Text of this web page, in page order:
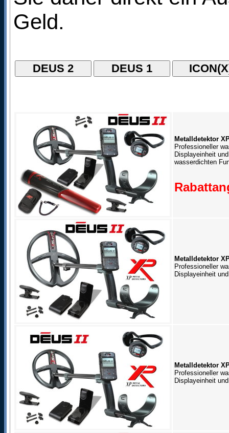
Geld.
Metalldetektor
Professioneller
Displayeinheit
wasserdichten
Metalldetektor
Professioneller
Displayeinheit
Metalldetektor
Professioneller
Displayeinheit